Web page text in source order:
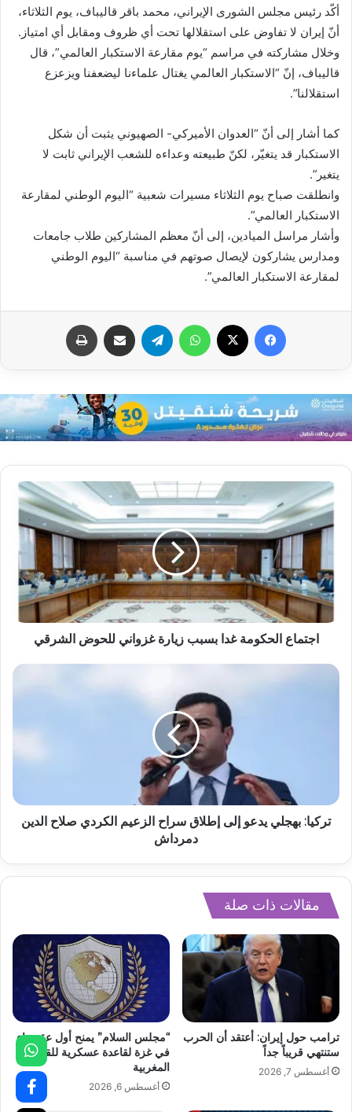
أكّد رئيس مجلس الشورى الإيراني، محمد باقر قاليباف، يوم الثلاثاء،
أنّ إيران لا تفاوض على استقلالها تحت أي ظروف ومقابل أي امتياز.
وخلال مشاركته في مراسم “يوم مقارعة الاستكبار العالمي”، قال
قاليباف، إنّ “الاستكبار العالمي يغتال علماءنا ليضعفنا ويزعزع
استقلالنا”.
كما أشار إلى أنّ “العدوان الأميركي- الصهيوني يثبت أن شكل
الاستكبار قد يتغيّر، لكنّ طبيعته وعداءه للشعب الإيراني ثابت لا
يتغير”.
وانطلقت صباح يوم الثلاثاء مسيرات شعبية “اليوم الوطني لمقارعة
الاستكبار العالمي”.
وأشار مراسل الميادين، إلى أنّ معظم المشاركين طلاب جامعات
ومدارس يشاركون لإيصال صوتهم في مناسبة “اليوم الوطني
لمقارعة الاستكبار العالمي”.
فيسبوك واتساب تيلقرام مشاركة عبر البريد
اجتماع الحكومة غدا بسبب زيارة غزواني للحوض الشرقي
تركيا: بهجلي يدعو إلى إطلاق سراح الزعيم الكردي صلاح الدين
دمرداش
مقالات ذات صلة
ترامب حول إيران: أعتقد أن الحرب
ستنتهي قريباً جداً
أغسطس 7, 2026
“مجلس السلام” يمنح أول عقد بناء
في غزة لقاعدة عسكرية للقوات
المغربية
أغسطس 6, 2026